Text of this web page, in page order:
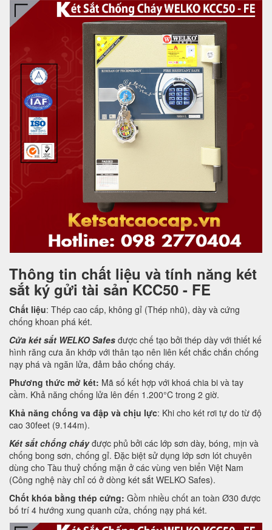
Thông tin chất liệu và tính năng két
sắt ký gửi tài sản KCC50 - FE
Chất liệu: Thép cao cấp, không gỉ (Thép nhũ), dày và cứng
chống khoan phá két.
Cửa két sắt WELKO Safes được chế tạo bởi thép dày với thiết kế
hình răng cưa ăn khớp với thân tạo nên liên kết chắc chắn chống
nạy phá và ngăn lửa, đảm bảo chống cháy.
Phương thức mở két: Mã số kết hợp với khoá chia bi và tay
cầm. Khả năng chống lửa lên đến 1.200°C trong 2 giờ.
Khả năng chống va đập và chịu lực: Khi cho két rơi tự do từ độ
cao 30feet (9.144m).
Két sắt chống cháyđược phủ bởi các lớp sơn dày, bóng, mịn và
chống bong sơn, chống gỉ. Đặc biệt sử dụng lớp sơn lót chuyên
dùng cho Tàu thuỷ chống mặn ở các vùng ven biển Việt Nam
(Công nghệ này chỉ có ở dòng két sắt WELKO Safes).
Chốt khóa bằng thép cứng: Gồm nhiều chốt an toàn Ø30 được
bố trí 4 hướng xung quanh cửa, chống nạy phá két.